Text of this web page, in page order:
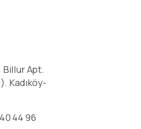
Billur Apt.
Kadıköy-
44 96